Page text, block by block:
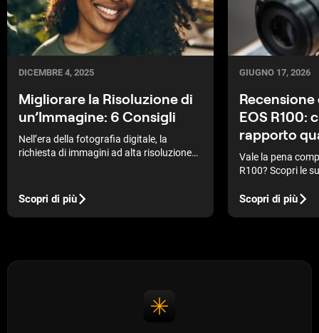
DICEMBRE 4, 2025
Migliorare la Risoluzione di
un’Immagine: 6 Consigli
Nell’era della fotografia digitale, la
richiesta di immagini ad alta risoluzione
fondamentale per ogni appassionato,
professionista o amatore.
Scopri di più
GIUGNO 17, 2026
EOS R100:
rapporto
Vale la pena
R100? Scopri le
valore per chi
Scopri di più